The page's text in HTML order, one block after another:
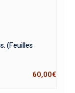
(Feuilles
60,00€